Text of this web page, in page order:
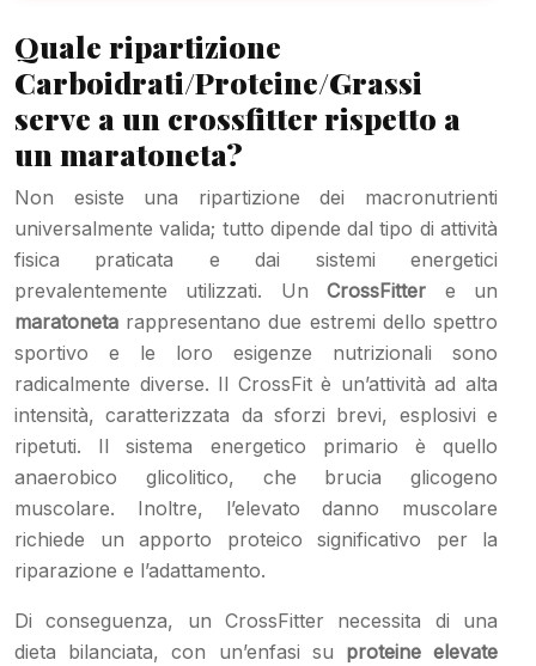
Quale ripartizione
Carboidrati/Proteine/Grassi
serve a un crossfitter rispetto a
un maratoneta?
Non esiste una ripartizione dei macronutrienti
universalmente valida; tutto dipende dal tipo di attività
fisica praticata e dai sistemi energetici
prevalentemente utilizzati. UnCrossFitter e un
maratoneta rappresentano due estremi dello spettro
sportivo e le loro esigenze nutrizionali sono
radicalmente diverse. Il CrossFit è un’attività ad alta
intensità, caratterizzata da sforzi brevi, esplosivi e
ripetuti. Il sistema energetico primario è quello
anaerobico glicolitico, che brucia glicogeno
muscolare. Inoltre, l’elevato danno muscolare
richiede un apporto proteico significativo per la
riparazione e l’adattamento.
Di conseguenza, un CrossFitter necessita di una
dieta bilanciata, con un’enfasi su proteine elevate